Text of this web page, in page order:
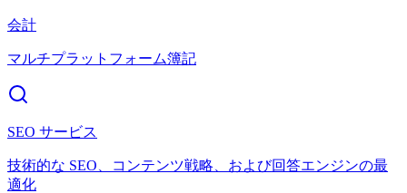
会計
マルチプラットフォーム簿記
SEO サービス
技術的な SEO、コンテンツ戦略、および回答エンジンの最
適化